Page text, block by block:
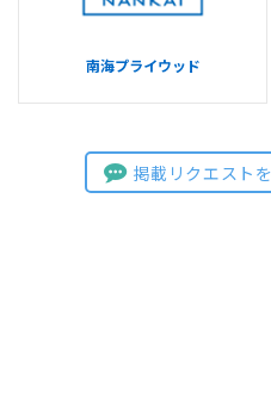
南海プライウッド
掲載リクエスト